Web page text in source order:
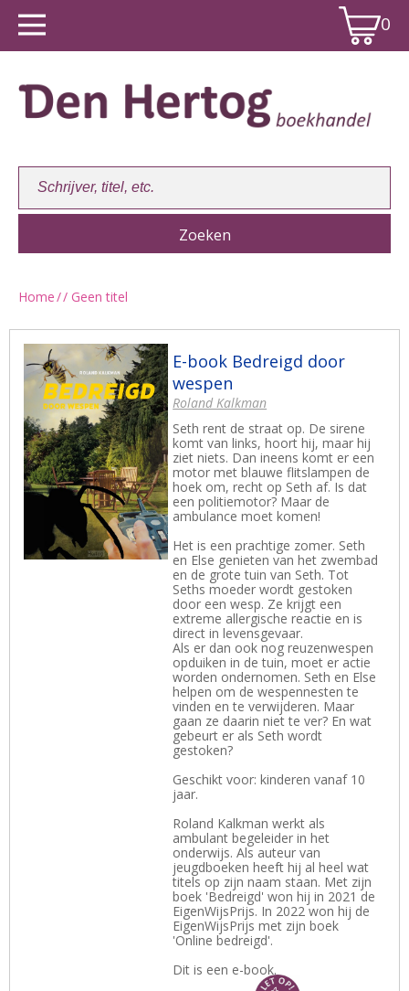
0
Home// Geen titel
E-book Bedreigd door
wespen
Roland Kalkman
Seth rent de straat op. De sirene
komt van links, hoort hij, maar hij
ziet niets. Dan ineens komt er een
motor met blauwe flitslampen de
hoek om, recht op Seth af. Is dat
een politiemotor? Maar de
ambulance moet komen!
Het is een prachtige zomer. Seth
en Else genieten van het zwembad
en de grote tuin van Seth. Tot
Seths moeder wordt gestoken
door een wesp. Ze krijgt een
extreme allergische reactie en is
direct in levensgevaar.
Als er dan ook nog reuzenwespen
opduiken in de tuin, moet er actie
worden ondernomen. Seth en Else
helpen om de wespennesten te
vinden en te verwijderen. Maar
gaan ze daarin niet te ver? En wat
gebeurt er als Seth wordt
gestoken?
Geschikt voor: kinderen vanaf 10
jaar.
Roland Kalkman werkt als
ambulant begeleider in het
onderwijs. Als auteur van
jeugdboeken heeft hij al heel wat
titels op zijn naam staan. Met zijn
boek 'Bedreigd' won hij in 2021 de
EigenWijsPrijs. In 2022 won hij de
EigenWijsPrijs met zijn boek
'Online bedreigd'.
Dit is een e-book.